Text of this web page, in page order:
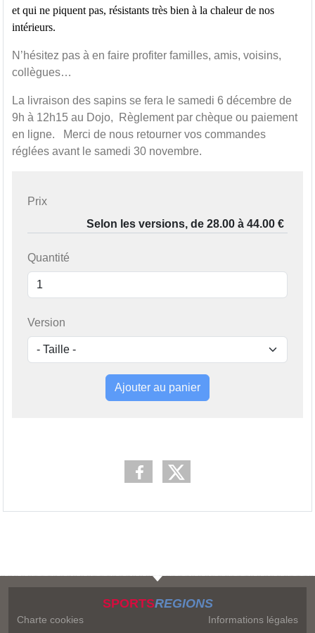
et qui ne piquent pas, résistants très bien à la chaleur de nos
intérieurs.
N’hésitez pas à en faire profiter familles, amis, voisins,
collègues…
La livraison des sapins se fera le samedi 6 décembre de
9h à 12h15 au Dojo, Règlement par chèque ou paiement
en ligne. Merci de nous retourner vos commandes
réglées avant le samedi 30 novembre.
Prix
Quantité
Version
Ajouter au panier
SPORTSREGIONS
Charte cookies Informations légales